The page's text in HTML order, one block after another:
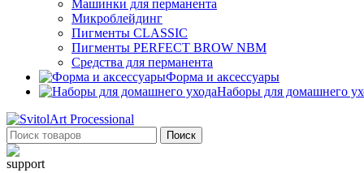
Машинки для перманента
Микроблейдинг
Пигменты CLASSIC
Пигменты PERFECT BROW NBM
Средства для перманента
Форма и аксессуары
Наборы для домашнего
Поиск